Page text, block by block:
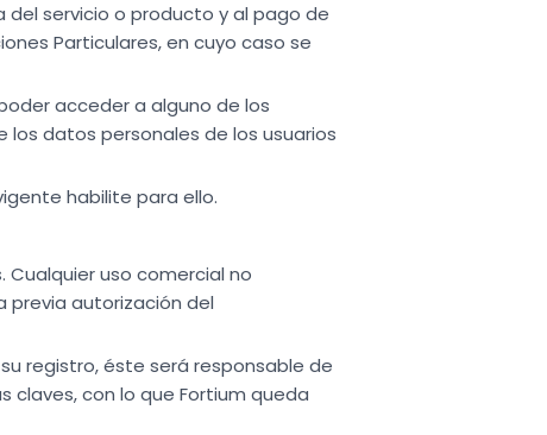
servicio o producto y al pago de
Particulares, en cuyo caso se
acceder a alguno de los
datos personales de los usuarios
habilite para ello.
uso comercial no
previa autorización del
registro, éste será responsable de
claves, con lo que Fortium queda